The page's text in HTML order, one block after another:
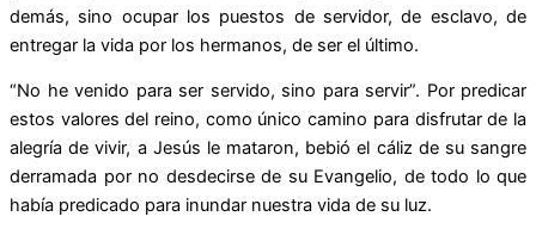
demás, sino ocupar los puestos de servidor, de esclavo, de
entregar la vida por los hermanos, de ser el último.
“No he venido para ser servido, sino para servir”. Por predicar
estos valores del reino, como único camino para disfrutar de la
alegría de vivir, a Jesús le mataron, bebió el cáliz de su sangre
derramada por no desdecirse de su Evangelio, de todo lo que
había predicado para inundar nuestra vida de su luz.